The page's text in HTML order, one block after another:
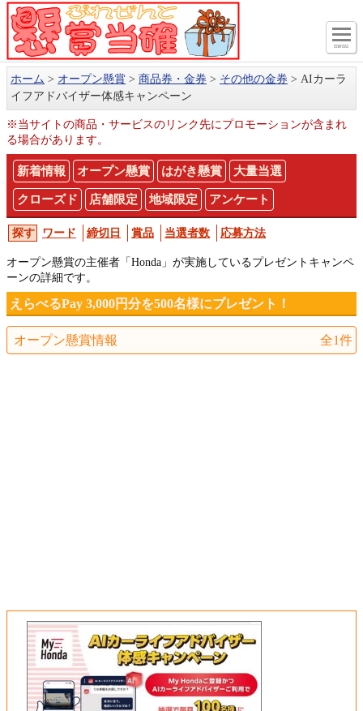
menu
ホーム オープン懸賞 商品券・金券 その他の金券
AIカーラ
イフアドバイザー体感キャンペーン
※当サイトの商品・サービスのリンク先にプロモーションが含まれ
る場合があります。
新着情報 オープン懸賞 はがき懸賞 大量当選
クローズド 店舗限定 地域限定 アンケート
ワード 締切日 賞品 当選者数 応募方法
オープン懸賞の主催者「Honda」が実施しているプレゼントキャンペ
ーンの詳細です。
えらべるPay 3,000円分を500名様にプレゼント！
オープン懸賞情報 全1件